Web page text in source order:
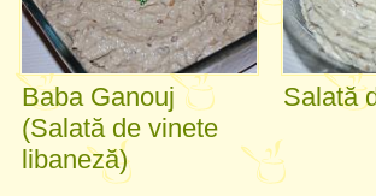
Baba Ganouj
(Salată de vinete
libaneză)
Salată